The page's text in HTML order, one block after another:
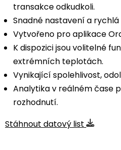
transakce odkudkoli.
Snadné nastavení a
Vytvořeno pro aplikace
K dispozici jsou volitelné
extrémních teplotách.
Vynikající spolehlivost,
Analytika v reálném čase
rozhodnutí.
Stáhnout datový list